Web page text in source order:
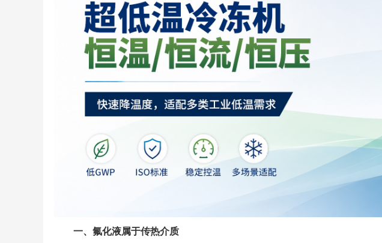
一、氟化液属于传热介质